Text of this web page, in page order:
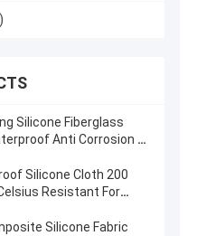
Silicone Fiberglass
Anti Corrosion In
Silicone Cloth 200
Resistant For
Silicone Fabric